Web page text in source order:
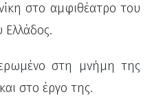
στο αμφιθέατρο του
Ελλάδος.
στη μνήμη της
στο έργο της.